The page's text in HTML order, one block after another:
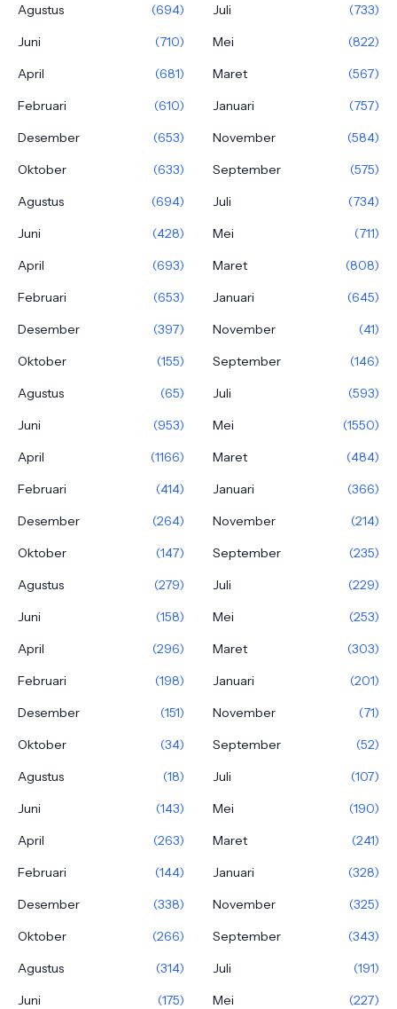
Agustus
(694) Juli
(733)
Juni
(710) Mei
(822)
April
(681) Maret
(567)
Februari
(610) Januari
(757)
Desember
(653) November
(584)
Oktober
(633) September
(575)
Agustus
(694) Juli
(734)
Juni
(428) Mei
(711)
April
(693) Maret
(808)
Februari
(653) Januari
(645)
Desember
(397) November
(41)
Oktober
(155) September
(146)
Agustus
(65) Juli
(593)
Juni
(953) Mei
(1550)
April
(1166) Maret
(484)
Februari
(414) Januari
(366)
Desember
(264) November
(214)
Oktober
(147) September
(235)
Agustus
(279) Juli
(229)
Juni
(158) Mei
(253)
April
(296) Maret
(303)
Februari
(198) Januari
(201)
Desember
(151) November
(71)
Oktober
(34) September
(52)
Agustus
(18) Juli
(107)
Juni
(143) Mei
(190)
April
(263) Maret
(241)
Februari
(144) Januari
(328)
Desember
(338) November
(325)
Oktober
(266) September
(343)
Agustus
(314) Juli
(191)
Juni
(175) Mei
(227)